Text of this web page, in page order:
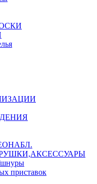
шнуры
приставок